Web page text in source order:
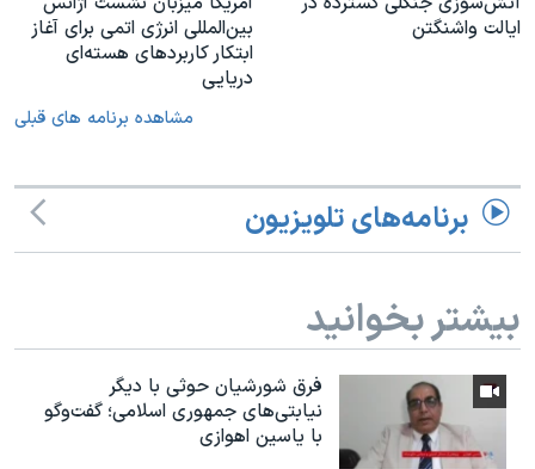
ایالت واشنگتن
بین‌المللی انرژی اتمی برای آغاز
ابتکار کاربردهای هسته‌ای
دریایی
مشاهده برنامه های قبلی
برنامه‌های تلویزیون
بیشتر بخوانید
فرق شورشیان حوثی با دیگر
نیابتی‌های جمهوری اسلامی؛ گفت‌وگو
با یاسین اهوازی